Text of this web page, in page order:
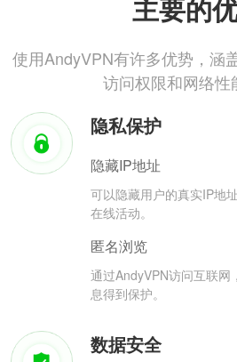
主要的
使用AndyVPN有许多优势，涵
访问权限和网络性
隐私保护
隐藏IP地址
可以隐藏用户的真实IP地
在线活动。
匿名浏览
通过AndyVPN访问互联
息得到保护。
数据安全